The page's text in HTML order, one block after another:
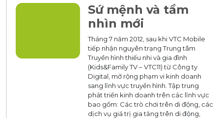
Sứ mệnh và tầm
nhìn mới
Tháng 7 năm 2012, sau khi VTC Mobile
tiếp nhận nguyên trạng Trung tâm
Truyền hình thiếu nhi và gia đình
(Kids&Family TV – VTC11) từ Công ty
Digital, mở rộng phạm vi kinh doanh
sang lĩnh vực truyền hình. Tập trung
phát triển kinh doanh trên các lĩnh vực
bao gồm: Các trò chơi trên di động, các
dịch vụ giá trị gia tăng trên di động,